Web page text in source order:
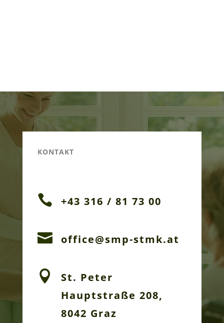
KONTAKT
 +43 316 / 81 73 00
 office@smp-stmk.at

St. Peter
Hauptstraße 208,
8042 Graz